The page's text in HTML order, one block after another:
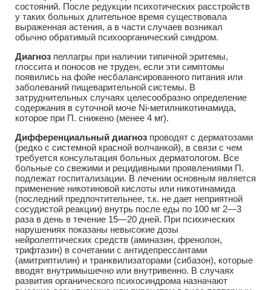
состояний. После редукции психотических расстройств
у таких больных длительное время существовала
выраженная астения, а в части случаев возникал
обычно обратимый психоорганический синдром.
Диагноз пеллагры при наличии типичной эритемы,
глоссита и поносов не труден, если эти симптомы
появились на фойе несбалансированного питания или
заболеваний пищеварительной системы. В
затруднительных случаях целесообразно определение
содержания в суточной моче Ni-метилникотинамида,
которое при П. снижено (менее 4 мг).
Дифференциальный диагноз проводят с дерматозами
(редко с системной красной волчанкой), в связи с чем
требуется консультация больных дерматологом. Все
больные со свежими и рецидивными проявлениями П.
подлежат госпитализации. В лечении основным является
применение никотиновой кислоты или никотинамида
(последний предпочтительнее, т.к. не дает неприятной
сосудистой реакции) внутрь после еды по 100 мг 2—3
раза в день в течение 15—20 дней. При психических
нарушениях показаны невысокие дозы
нейролептических средств (аминазин, френолон,
трифтазин) в сочетании с антидепрессантами
(амитриптилин) и транквилизаторами (сибазон), которые
вводят внутримышечно или внутривенно. В случаях
развития органического психосиндрома назначают